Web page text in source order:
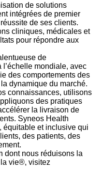
de solutions
intégrées de premier
de ses clients.
cliniques, médicales et
pour répondre aux
de
mondiale, avec
des comportements des
dynamique du marché.
connaissances, utilisons
des pratiques
la livraison de
Syneos Health
équitable et inclusive qui
des patients, des
dont nous réduisons la
vie®, visitez